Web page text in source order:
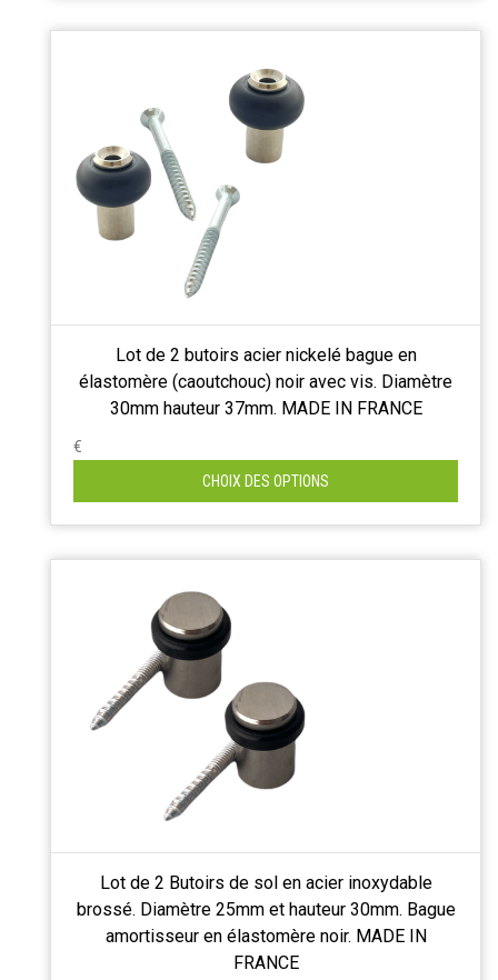
Lot de 2 butoirs acier nickelé bague en
élastomère (caoutchouc) noir avec vis. Diamètre
30mm hauteur 37mm. MADE IN FRANCE
€
CHOIX DES OPTIONS
Lot de 2 Butoirs de sol en acier inoxydable
brossé. Diamètre 25mm et hauteur 30mm. Bague
amortisseur en élastomère noir. MADE IN
FRANCE